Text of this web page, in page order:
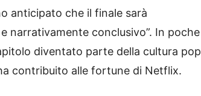
anticipato che il finale sarà
narrativamente conclusivo”. In poche
diventato parte della cultura pop
contribuito alle fortune di Netflix.